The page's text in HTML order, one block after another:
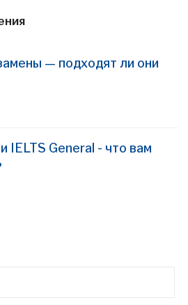
— подходят ли они
IELTS General - что вам